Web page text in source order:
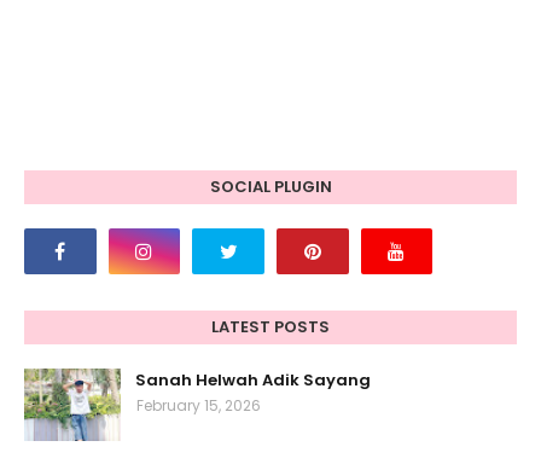
SOCIAL PLUGIN
LATEST POSTS
Sanah Helwah Adik Sayang
February 15, 2026